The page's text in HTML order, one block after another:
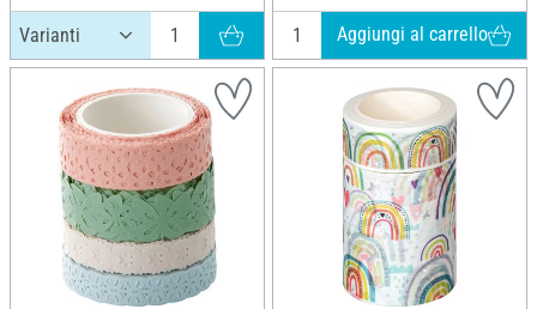
Aggiungi al carrello